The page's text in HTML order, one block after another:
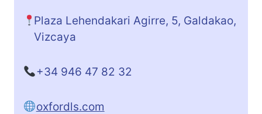
Plaza Lehendakari Agirre, 5, Galdakao,
Vizcaya
+34 946 47 82 32
oxfordls.com